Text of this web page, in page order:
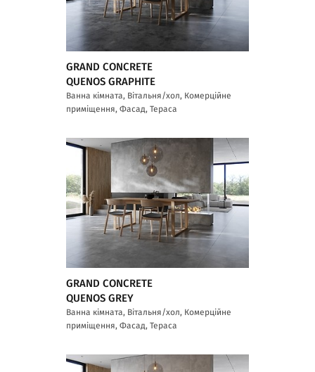
GRAND CONCRETE
QUENOS GRAPHITE
Ванна кімната, Вітальня/хол, Комерційне
приміщення, Фасад, Тераса
GRAND CONCRETE
QUENOS GREY
Ванна кімната, Вітальня/хол, Комерційне
приміщення, Фасад, Тераса